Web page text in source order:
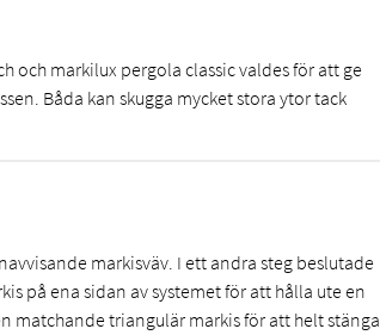
och markilux pergola classic valdes för att ge
Båda kan skugga mycket stora ytor tack
markisväv. I ett andra steg beslutade
på ena sidan av systemet för att hålla ute en
matchande triangulär markis för att helt stänga